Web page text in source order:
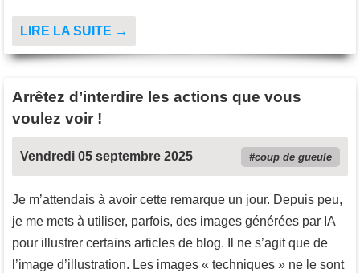
LIRE LA SUITE →
Arrêtez d’interdire les actions que vous
voulez voir !
Vendredi 05 septembre 2025 coup de gueule
Je m’attendais à avoir cette remarque un jour. Depuis peu,
je me mets à utiliser, parfois, des images générées par IA
pour illustrer certains articles de blog. Il ne s’agit que de
l’image d’illustration. Les images « techniques » ne le sont